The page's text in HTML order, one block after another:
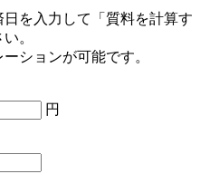
を入力して「質料を計算す
。
ションが可能です。
円